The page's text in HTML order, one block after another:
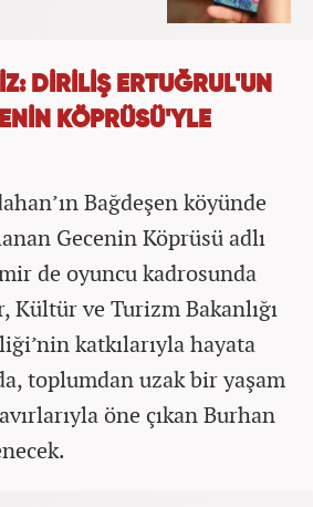
DİRİLİŞ ERTUĞRUL'UN
KÖPRÜSÜ'YLE
Bağdeşen köyünde
Gecenin Köprüsü adlı
de oyuncu kadrosunda
Kültür ve Turizm Bakanlığı
katkılarıyla hayata
toplumdan uzak bir yaşam
öne çıkan Burhan